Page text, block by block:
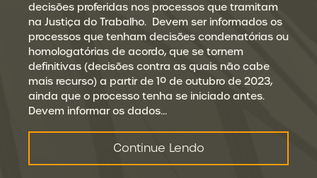
decisões proferidas nos processos que tramitam
na Justiça do Trabalho. Devem ser informados os
processos que tenham decisões condenatórias ou
homologatórias de acordo, que se tornem
definitivas (decisões contra as quais não cabe
mais recurso) a partir de 1º de outubro de 2023,
ainda que o processo tenha se iniciado antes.
Devem informar os dados…
Continue Lendo